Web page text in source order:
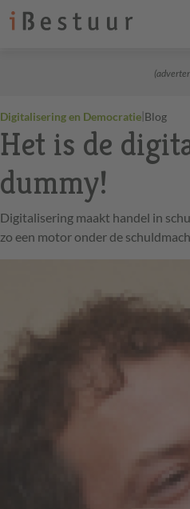
Digitalisering en Democratie|Blog
Het is de
dummy!
Digitalisering maakt handel in
zo een motor onder de